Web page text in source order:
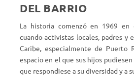
DEL BARRIO
La historia comenzó en 1969 en
cuando activistas locales, padres y
Caribe, especialmente de Puerto
espacio en el que sus hijos
que respondiese a su diversidad y a